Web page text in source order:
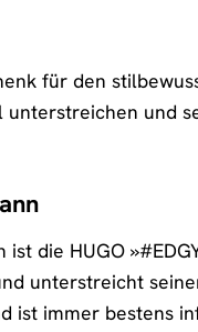
für den
und
die HUGO
unterstreicht
immer bestens